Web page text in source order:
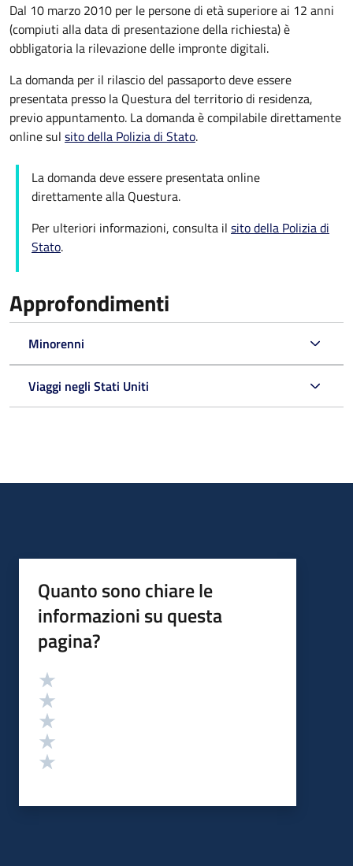
Dal 10 marzo 2010 per le persone di età superiore ai 12 anni
(compiuti alla data di presentazione della richiesta) è
obbligatoria la rilevazione delle impronte digitali.
La domanda per il rilascio del passaporto deve essere
presentata presso la Questura del territorio di residenza,
previo appuntamento. La domanda è compilabile direttamente
online sul sito della Polizia di Stato.
La domanda deve essere presentata online
direttamente alla Questura.
Per ulteriori informazioni, consulta il sito della Polizia di
Stato.
Approfondimenti
Minorenni
Viaggi negli Stati Uniti
Quanto sono chiare le
informazioni su questa
pagina?
Valutazione